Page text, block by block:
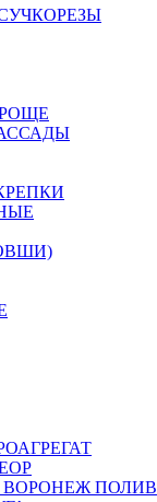
ВОРОНЕЖ ПОЛИВ